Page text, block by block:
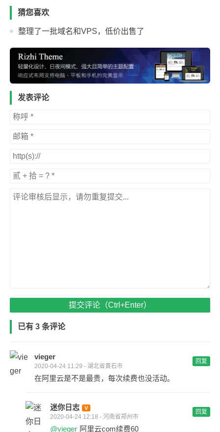
猜您喜欢
整理了一批域名和VPS，低价出售了
发表评论
提交评论（Ctrl+Enter）
已有 3 条评论
vieger
2020-04-24 11:29 - 湖北省黄石市
回复
在阿里云是不是最贵，每次续费也没活动。
迷你日志
2020-04-24 12:18 - 河南省郑州市
回复
@vieger 阿里云com续费60